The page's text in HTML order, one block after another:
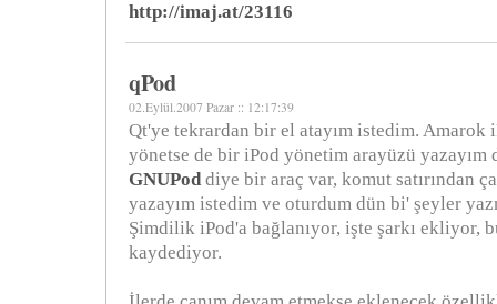
http://imaj.at/23116
qPod
02.Eylül.2007 Pazar :: 12:17:39
Qt'ye tekrardan bir el atayım istedim. Amarok
yönetse de bir iPod yönetim arayüzü yazayım
GNUPoddiye bir araç var, komut satırından
yazayım istedim ve oturdum dün bi' şeyler
Şimdilik iPod'a bağlanıyor, işte şarkı ekliyor,
kaydediyor.